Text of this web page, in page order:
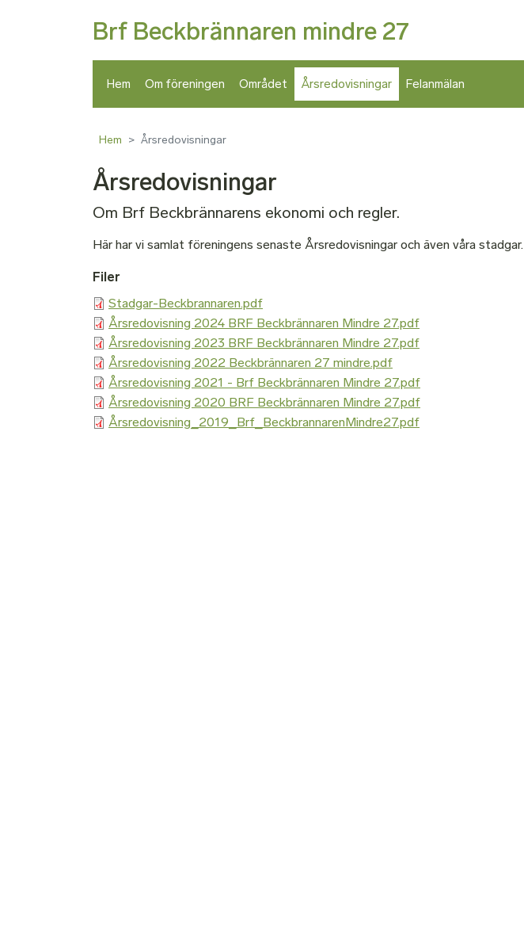
Brf Beckbrännaren mindre 27
Hem Om föreningen Området Årsredovisningar Felanmälan
Hem Årsredovisningar
Årsredovisningar
Om Brf Beckbrännarens ekonomi och regler.
Här har vi samlat föreningens senaste Årsredovisningar och även våra stadgar.
Filer
Stadgar-Beckbrannaren.pdf
Årsredovisning 2024 BRF Beckbrännaren Mindre 27.pdf
Årsredovisning 2023 BRF Beckbrännaren Mindre 27.pdf
Årsredovisning 2022 Beckbrännaren 27 mindre.pdf
Årsredovisning 2021 - Brf Beckbrännaren Mindre 27.pdf
Årsredovisning 2020 BRF Beckbrännaren Mindre 27.pdf
Årsredovisning_2019_Brf_BeckbrannarenMindre27.pdf